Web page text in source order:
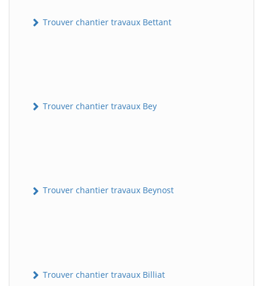
Trouver chantier travaux Bettant
Trouver chantier travaux Bey
Trouver chantier travaux Beynost
Trouver chantier travaux Billiat